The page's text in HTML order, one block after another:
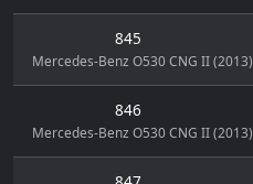
845
Mercedes-Benz O530 CNG II (2013)
846
Mercedes-Benz O530 CNG II (2013)